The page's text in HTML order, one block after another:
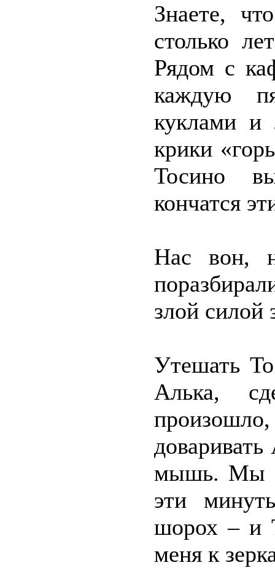
Знаете,
столько
Рядом с
каждую
куклами и
крики
Тосино
кончатся
Нас вон,
злой силой
Утешать
Алька,
мышь. Мы
эти
шорох – и
меня к